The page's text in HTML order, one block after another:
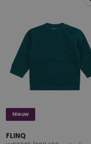
Nieuw
FLINQ